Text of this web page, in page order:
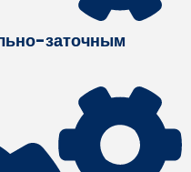
заточным